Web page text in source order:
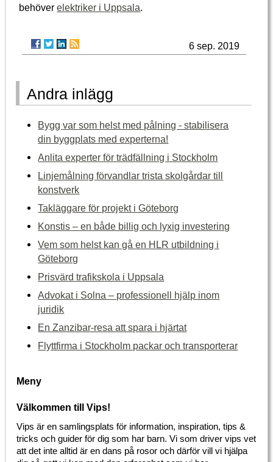
behöverelektriker i Uppsala.
6 sep. 2019
Andra inlägg
Bygg var som helst med pålning - stabilisera
din byggplats med experterna!
Anlita experter för trädfällning i Stockholm
Linjemålning förvandlar trista skolgårdar till
konstverk
Takläggare för projekt i Göteborg
Konstis – en både billig och lyxig investering
Vem som helst kan gå en HLR utbildning i
Göteborg
Prisvärd trafikskola i Uppsala
Advokat i Solna – professionell hjälp inom
juridik
En Zanzibar-resa att spara i hjärtat
Flyttfirma i Stockholm packar och transporterar
Meny
Välkommen till Vips!
Vips är en samlingsplats för information, inspiration, tips &
tricks och guider för dig som har barn. Vi som driver vips vet
att det inte alltid är en dans på rosor och därför vill vi hjälpa